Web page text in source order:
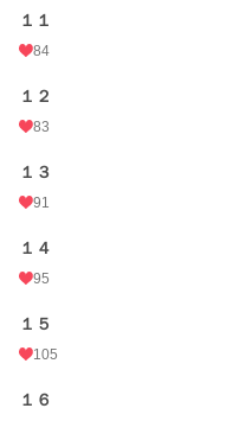
１１
84
１２
83
１３
91
１４
95
１５
105
１６